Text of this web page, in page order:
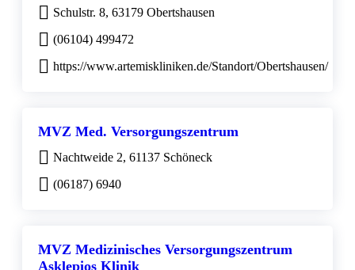
Schulstr. 8, 63179 Obertshausen
(06104) 499472
https://www.artemiskliniken.de/Standort/Obertshausen/
MVZ Med. Versorgungszentrum
Nachtweide 2, 61137 Schöneck
(06187) 6940
MVZ Medizinisches Versorgungszentrum
Asklepios Klinik